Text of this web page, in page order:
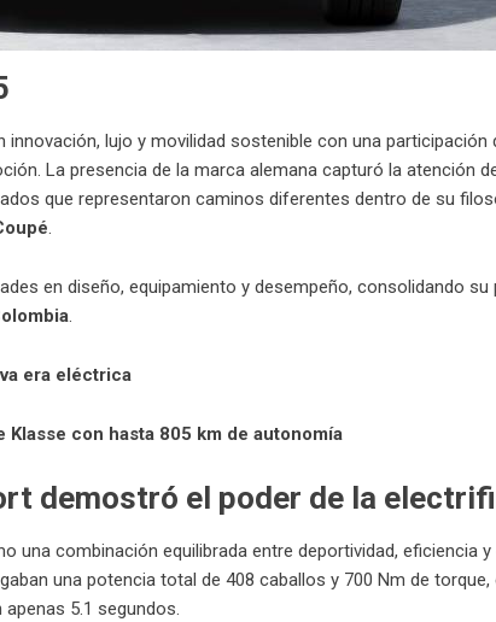
innovación, lujo y movilidad sostenible con una participación
La presencia de la marca alemana capturó la atención
que representaron caminos diferentes dentro de su
.
en diseño, equipamiento y desempeño, consolidando su
.
era eléctrica
con hasta 805 km de autonomía
demostró el poder de la
una combinación equilibrada entre deportividad, eficiencia
una potencia total de 408 caballos y 700 Nm de torque,
5.1 segundos.